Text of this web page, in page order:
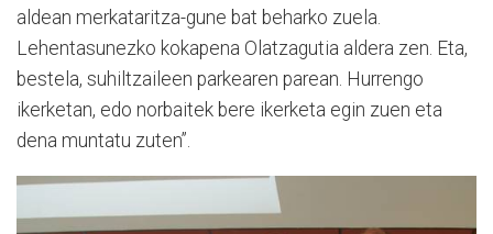
aldean merkataritza-gune bat beharko zuela.
Lehentasunezko kokapena Olatzagutia aldera zen. Eta,
bestela, suhiltzaileen parkearen parean. Hurrengo
ikerketan, edo norbaitek bere ikerketa egin zuen eta
dena muntatu zuten”.